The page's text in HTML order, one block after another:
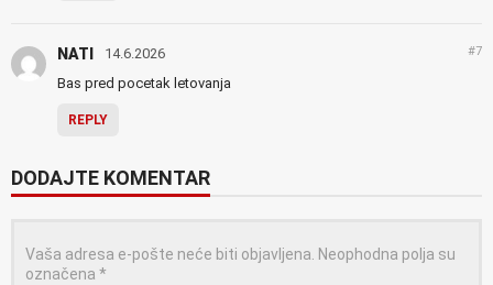
NATI 14.6.2026 #7
Bas pred pocetak letovanja
REPLY
DODAJTE KOMENTAR
Vaša adresa e-pošte neće biti objavljena. Neophodna polja su
označena *